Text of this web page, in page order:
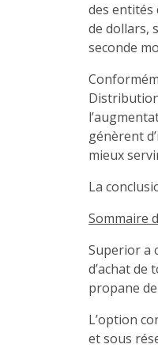
des entités
de dollars,
seconde
génèrent
mieux
La
Sommaire
Superior a
d’achat de
propane
L’option
et sous